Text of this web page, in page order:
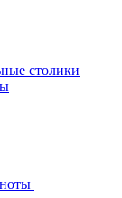
столики